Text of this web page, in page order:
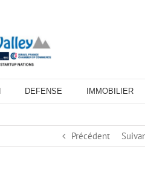
DEFENSE IMMOBILIER
Précédent